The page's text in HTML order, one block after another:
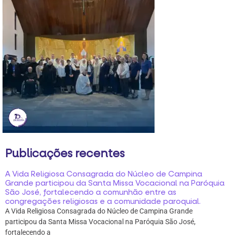
Publicações recentes
A Vida Religiosa Consagrada do Núcleo de Campina
Grande participou da Santa Missa Vocacional na Paróquia
São José, fortalecendo a comunhão entre as
congregações religiosas e a comunidade paroquial.
A Vida Religiosa Consagrada do Núcleo de Campina Grande
participou da Santa Missa Vocacional na Paróquia São José,
fortalecendo a